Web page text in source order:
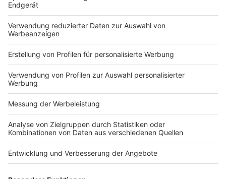
EuGH: Die Arbeitnehmerfreizügigkeit
steht der Regelung eines Mitgliedstaats
entgegen, die eine Vergütung davon
abhängig macht, dass eine
Quarantänemaßnahme durch seine
eigenen Verwaltungsbehörden auferlegt
wurde
Veröffentlicht am30. Juni 2023vonkw
Urteil des Gerichtshofs in der Rechtssache C-411/22 |
Thermalhotel Fontana: Eine solche Regelung kann zu
einer mittelbaren Diskriminierung der
Wanderarbeitnehmer führen Ende 2020 wurden
mehrere Arbeitnehmer des österreichischen Hotels